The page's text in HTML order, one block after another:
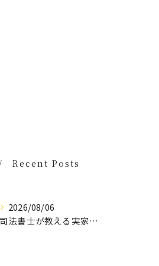
Recent Posts
2026/08/06
司法書士が教える実家空き家の具体策